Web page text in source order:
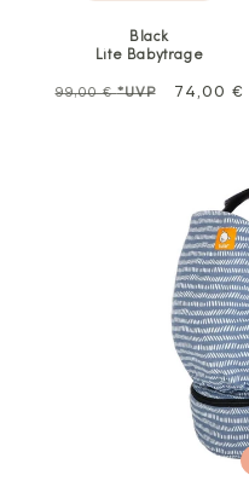
Black
Lite Babytrage
Normalpreis
99,00 €*UVP Sale
74,00 €